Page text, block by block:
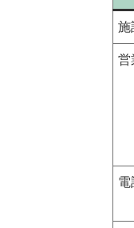
施
営
電